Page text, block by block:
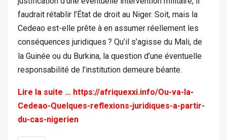
faudrait rétablir l’État de droit au Niger. Soit, mais la
Cedeao est-elle prête à en assumer réellement les
conséquences juridiques ? Qu’il s’agisse du Mali, de
la Guinée ou du Burkina, la question d’une éventuelle
responsabilité de l’institution demeure béante.
Lire la suite … https://afriquexxi.info/Ou-va-la-
Cedeao-Quelques-reflexions-juridiques-a-partir-
du-cas-nigerien